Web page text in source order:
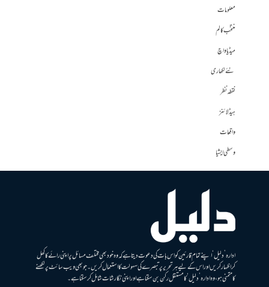
معلومات
منتخب کالم
میڈیا واچ
نئے لکھاری
نقطہ نظر
ہیڈلائنز
واقعات
وسطی ایشیا
ادارہ ’دلیل‘ اپنے تمام قارئین کو اس بات کی دعوت دیتا ہے کہ وہ خود بھی مختلف مسائل پر اپنی رائے کا کھل
کر اظہار کریں اور اس کے لیے ہر تحریر پر تبصرے کی سہولت کا استعمال کریں۔ جو بھی ویب سائٹ پر لکھنے
کا متمنی ہو، وہ ادارہ ’دلیل‘ کا مستقل رکن بن سکتا ہے اور اپنی نگارشات شامل کرسکتا ہے۔